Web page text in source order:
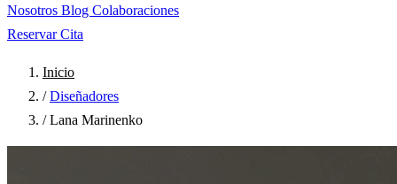
Nosotros Blog Colaboraciones
Reservar Cita
Inicio
/ Diseñadores
/ Lana Marinenko